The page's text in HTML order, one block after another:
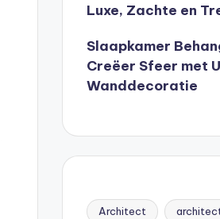
Luxe, Zachte en
Slaapkamer
Creëer Sfeer met
Wanddecoratie
Architect